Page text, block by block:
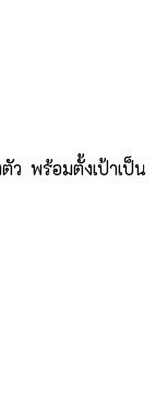
ว พร้อมตั้งเป้าเป็น